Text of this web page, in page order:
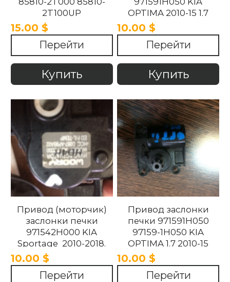
2T100UP
858102T100UP
858102T000 Kia
Optima 2010 -2015.
15.00 $
Перейти
Купить
OPTIMA 2010-15 1.7
10.00 $
Перейти
Купить
Привод (моторчик)
заслонки печки
971542H000 KIA
Sportage 2010-2018.
10.00 $
Перейти
Привод заслонки
печки 971591H050
97159-1H050 KIA
OPTIMA 1.7 2010-15
10.00 $
Перейти